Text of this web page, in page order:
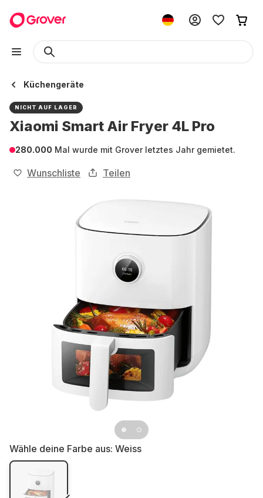
Küchengeräte
NICHT AUF LAGER
Xiaomi Smart Air Fryer 4L Pro
280.000 Mal wurde mit Grover letztes Jahr gemietet.
Wunschliste Teilen
Wähle deine Farbe aus: Weiss